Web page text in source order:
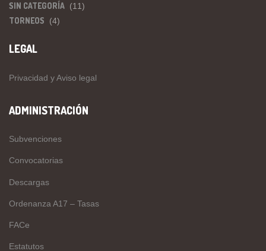
SIN CATEGORÍA (11)
TORNEOS (4)
LEGAL
Privacidad y Aviso legal
ADMINISTRACIÓN
Subvenciones
Convocatorias
Descargas
Ordenanza A17 – Tasas
FACe
Estatutos